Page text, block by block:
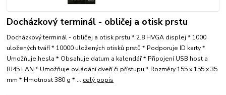
Docházkový terminál - obličej a otisk prstu
Docházkový terminál - obličej a otisk prstu * 2.8 HVGA displej * 1000
uložených tváří * 10000 uložených otisků prstů * Podporuje ID karty *
Umožňuje hesla * Obsahuje datum a kalendář * Připojení USB host a
RJ45 LAN * Umožňuje ovládání dveří či přístupu * Rozměry 155 x 155 x 35
mm * Hmotnost 380 g * ... celý popis